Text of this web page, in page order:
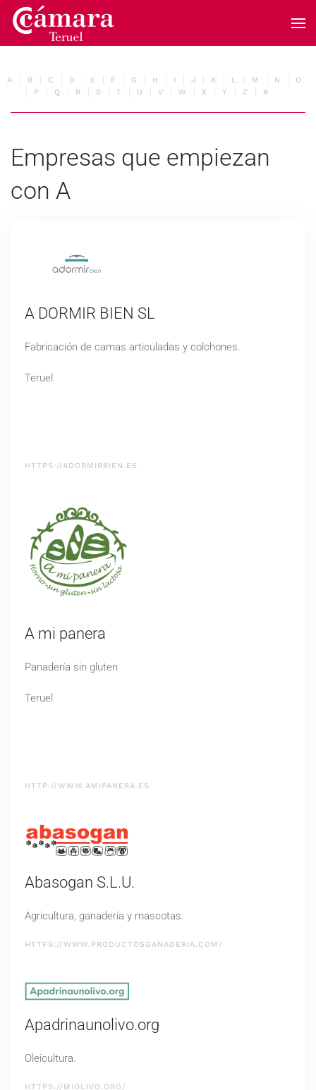
Skip to main content
A B C D E F G H I J K L M N
O
P
Q R S T U V W X Y Z #
Empresas que empiezan
con A
A DORMIR BIEN SL
Fabricación de camas articuladas y colchones.
Teruel
HTTPS://ADORMIRBIEN.ES
A mi panera
Panadería sin gluten
Teruel
HTTP://WWW.AMIPANERA.ES
Abasogan S.L.U.
Agricultura, ganadería y mascotas.
HTTPS://WWW.PRODUCTOSGANADERIA.COM/
Apadrinaunolivo.org
Oleicultura.
HTTPS://MIOLIVO.ORG/